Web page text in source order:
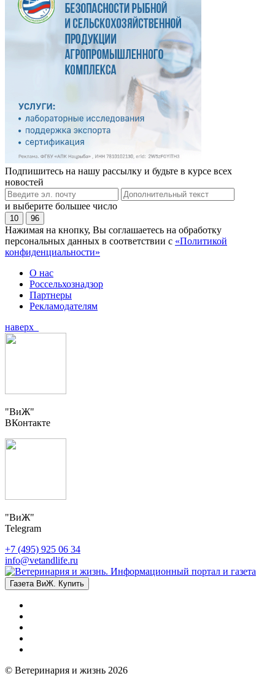
Подпишитесь на нашу рассылку и будьте в курсе всех
новостей
и выберите большее число
10 96
Нажимая на кнопку, Вы соглашаетесь на обработку
персональных данных в соответствии с «Политикой
конфиденциальности»
О нас
Россельхознадзор
Партнеры
Рекламодателям
наверх
"ВиЖ"
ВКонтакте
"ВиЖ"
Telegram
+7 (495) 925 06 34
info@vetandlife.ru
Газета ВиЖ. Купить
© Ветеринария и жизнь 2026